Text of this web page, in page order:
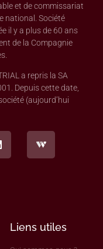
et de commissariat
national. Société
il y a plus de 60 ans
de la Compagnie
a repris la SA
Depuis cette date,
(aujourd’hui
Liens utiles